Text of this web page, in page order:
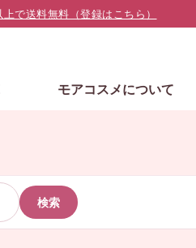
モアコスメについて
検索
で送料無料（登録はこちら）